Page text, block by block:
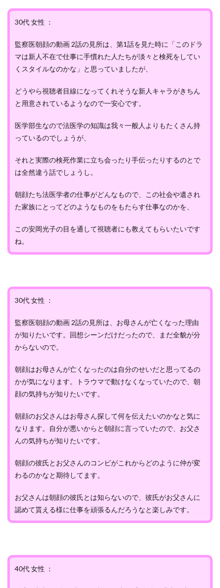
30代 女性 ：
監察医朝顔の動画 2話の見所は、第1話を見た時に「このドラ
マは新人不在で仕事に手慣れた人たちが淡々と検死をしてい
くスタイルなのかな」と思っていましたが、
どうやら視聴者目線になってくれそうな新人キャラがきちん
と用意されているようなので一安心です。
医学部生なので法医学の知識は我々一般人よりもたくさん持
っているのでしょうが、
それと実際の検死作業に立ち会ったり手伝ったりするのとで
は全然違う話でしょうし。
朝顔たち法医学者の仕事がどんなもので、この社会や遺され
た家族にとってどのようなものをもたらす仕事なのかを、
この安岡光子の目を通して視聴者にも教えてもらいたいです
ね。
30代 女性 ：
監察医朝顔の動画 2話の見所は、お母さんが亡くなった理由
が知りたいです。回想シーンだけだったので、まだ全貌が分
からないので。
朝顔はお母さんが亡くなったのは自分のせいだと思ってるの
かが気になります。トラウマで動けなくなっていたので、朝
顔の気持ちが知りたいです。
朝顔のお父さんはお母さん探して何を伝えたいのかなと気に
なります。自分が悪いからと朝顔に言っていたので、お父さ
んの気持ちが知りたいです。
朝顔の彼氏とお父さんのコンビがこれからどのように仲が変
わるのかなと期待してます。
お父さんは朝顔の彼氏とは知らないので、彼氏がお父さんに
認めて貰える様に仕事を頑張るんだろうなと楽しみです。
40代 女性 ：